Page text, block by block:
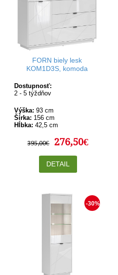
FORN biely lesk
KOM1D3S, komoda
Dostupnosť:
2 - 5 týždňov
Výška: 93 cm
Šírka: 156 cm
Hĺbka: 42,5 cm
395,00€ 276,50€
DETAIL
-30%